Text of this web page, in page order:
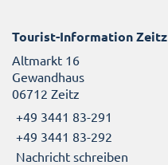
Tourist-Information Zeitz
Altmarkt 16
Gewandhaus
06712 Zeitz
+49 3441 83-291
+49 3441 83-292
Nachricht schreiben